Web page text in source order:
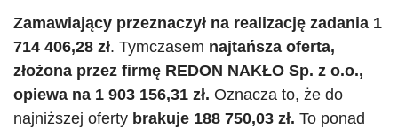
Zamawiający przeznaczył na realizację zadania 1
714 406,28 zł. Tymczasem najtańsza oferta,
złożona przez firmę REDON NAKŁO Sp. z o.o.,
opiewa na 1 903 156,31 zł. Oznacza to, że do
najniższej oferty brakuje 188 750,03 zł. To ponad